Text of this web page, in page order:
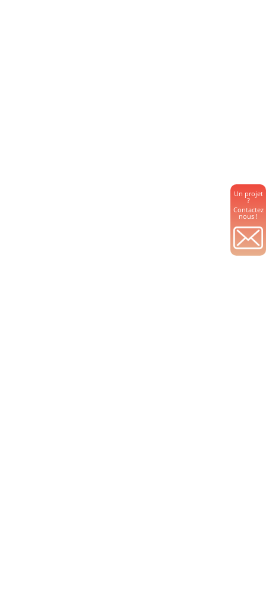
Un projet
?
Contactez
nous !